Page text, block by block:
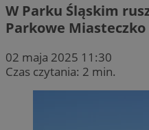
W Parku Śląskim
Parkowe
02 maja 2025 11:30
Czas czytania: 2 min.